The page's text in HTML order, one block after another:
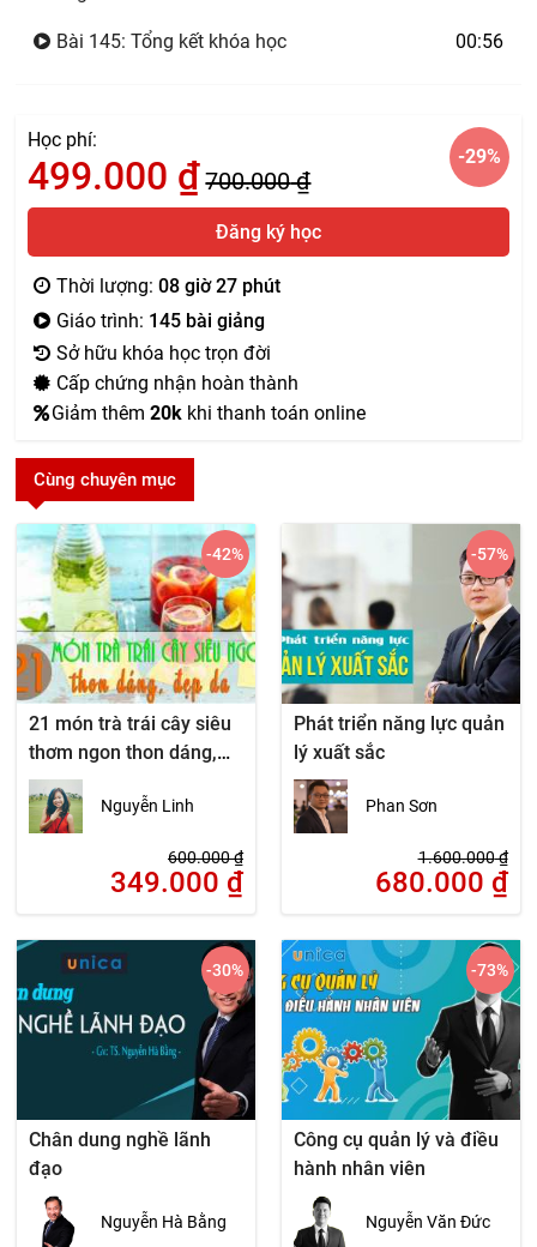
Bài 145: Tổng kết khóa học 00:56
Học phí:
499.000 ₫700.000₫
-29%
Đăng ký học
Thời lượng:08 giờ 27 phút
Giáo trình: 145 bài giảng
Sở hữu khóa học trọn đời
Cấp chứng nhận hoàn thành
Giảm thêm20k khi thanh toán online
Cùng chuyên mục
21 món trà trái cây siêu
thơm ngon thon dáng,
đẹp da
Nguyễn Linh
600.000₫
349.000 ₫
-42%
Phát triển năng lực quản
lý xuất sắc
Phan Sơn
1.600.000₫
680.000 ₫
-57%
Chân dung nghề lãnh
đạo
Nguyễn Hà Bằng
-30%
Công cụ quản lý và điều
hành nhân viên
Nguyễn Văn Đức
-73%